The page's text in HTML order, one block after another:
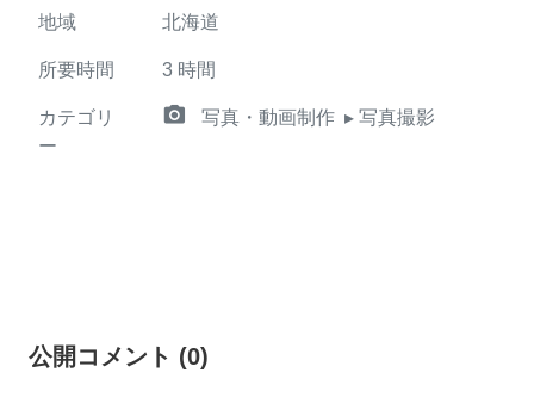
地域 北海道
所要時間 3 時間
カテゴリ
ー
camera_alt 写真・動画制作 ▸ 写真撮影
公開コメント (0)